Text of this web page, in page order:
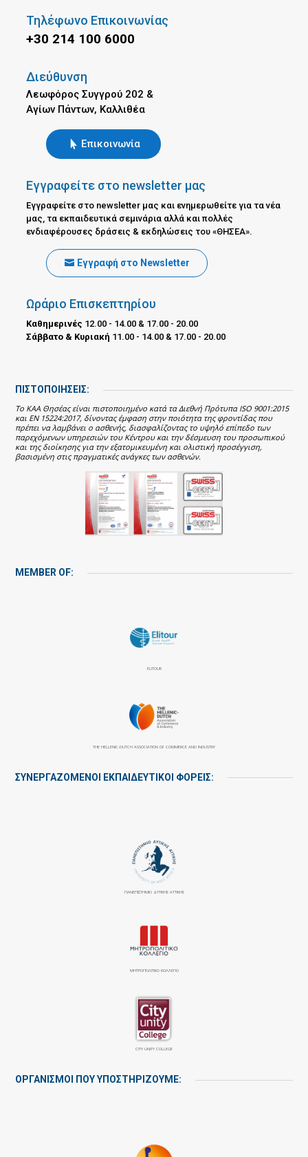
Τηλέφωνο Επικοινωνίας
+30 214 100 6000
Διεύθυνση
Λεωφόρος Συγγρού 202 &
Αγίων Πάντων, Καλλιθέα
Επικοινωνία
Εγγραφείτε στο newsletter μας
Εγγραφείτε στο newsletter μας και ενημερωθείτε για τα νέα
μας, τα εκπαιδευτικά σεμινάρια αλλά και πολλές
ενδιαφέρουσες δράσεις & εκδηλώσεις του «ΘΗΣΕΑ».
Εγγραφή στο Newsletter
Ωράριο Επισκεπτηρίου
Καθημερινές 12.00 - 14.00 & 17.00 - 20.00
Σάββατο & Κυριακή 11.00 - 14.00 & 17.00 - 20.00
ΠΙΣΤΟΠΟΙΗΣΕΙΣ:
Το ΚΑΑ Θησέας είναι πιστοποιημένο κατά τα Διεθνή Πρότυπα ISO 9001:2015
και EN 15224:2017, δίνοντας έμφαση στην ποιότητα της φροντίδας που
πρέπει να λαμβάνει ο ασθενής, διασφαλίζοντας το υψηλό επίπεδο των
παρεχόμενων υπηρεσιών του Κέντρου και την δέσμευση του προσωπικού
και της διοίκησης για την εξατομικευμένη και ολιστική προσέγγιση,
βασισμένη στις πραγματικές ανάγκες των ασθενών.
MEMBER OF:
ELITOUR
THE HELLENIC-DUTCH ASSOCIATION OF COMMERCE AND INDUSTRY
ΣΥΝΕΡΓΑΖΌΜΕΝΟΙ ΕΚΠΑΙΔΕΥΤΙΚΟΊ ΦΟΡΕΊΣ:
ΠΑΝΕΠΙΣΤΉΜΙΟ ΔΥΤΙΚΉΣ ΑΤΤΙΚΉΣ
ΜΗΤΡΟΠΟΛΙΤΙΚΟ ΚΟΛΛΕΓΙΟ
CITY UNITY COLLEGE
ΟΡΓΑΝΙΣΜΟΙ ΠΟΥ ΥΠΟΣΤΗΡΙΖΟΥΜΕ: